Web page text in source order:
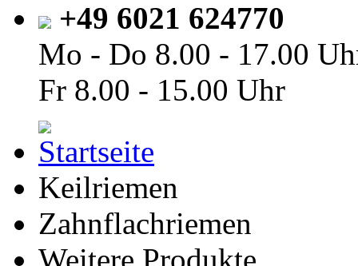
+49 6021 624770
Mo - Do 8.00 - 17.00
Fr 8.00 - 15.00 Uhr
Keilriemen
Zahnflachriemen